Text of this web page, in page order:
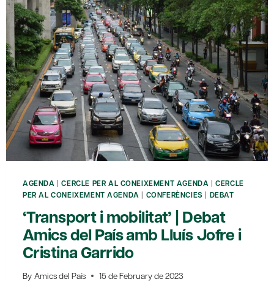
|
DEBAT
AMICS
DEL
PAÍS
AMB
GENÍS
ROCA
I
SIMONA
LEVI
AGENDA |CERCLE PER AL CONEIXEMENT AGENDA |CERCLE
PER AL CONEIXEMENT AGENDA | CONFERÈNCIES | DEBAT
‘Transport i mobilitat’ | Debat
Amics del País amb Lluís Jofre i
Cristina Garrido
By Amics del País 15 de February de 2023